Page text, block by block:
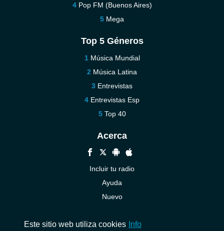
Pop FM (Buenos Aires)
Mega
Top 5 Géneros
Música Mundial
Música Latina
Entrevistas
Entrevistas Esp
Top 40
Acerca
Incluir tu radio
Ayuda
Nuevo
Este sitio web utiliza cookies Info